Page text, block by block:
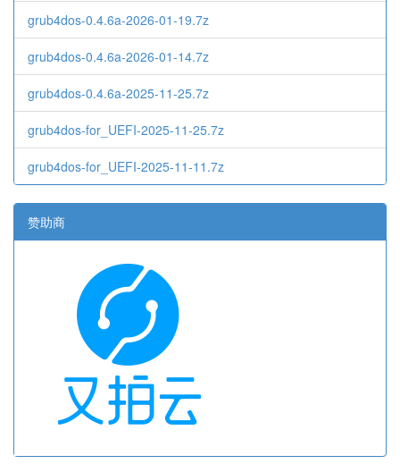
grub4dos-0.4.6a-2026-01-19.7z
grub4dos-0.4.6a-2026-01-14.7z
grub4dos-0.4.6a-2025-11-25.7z
grub4dos-for_UEFI-2025-11-25.7z
grub4dos-for_UEFI-2025-11-11.7z
赞助商